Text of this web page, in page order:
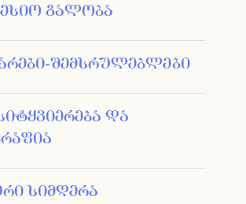
გალობა
შემსრულებლები
და
სიმღერა